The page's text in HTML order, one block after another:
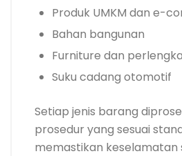
Produk UMKM dan e-
Bahan bangunan
Furniture dan
Suku cadang otomotif
Setiap jenis barang
prosedur yang sesuai
memastikan keselamatan